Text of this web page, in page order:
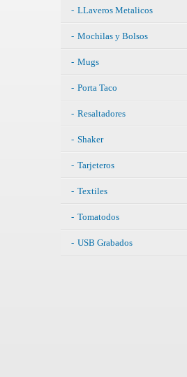
LLaveros Metalicos
Mochilas y Bolsos
Mugs
Porta Taco
Resaltadores
Shaker
Tarjeteros
Textiles
Tomatodos
USB Grabados